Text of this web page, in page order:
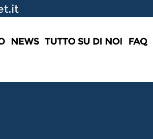
NEWS TUTTO SU DI NOI FAQ